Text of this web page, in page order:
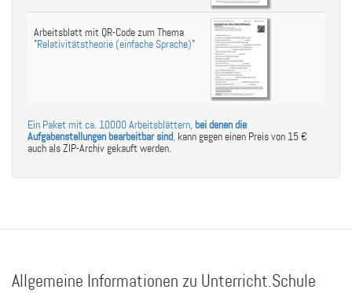
Arbeitsblatt mit QR-Code zum Thema
"Relativitätstheorie (einfache Sprache)"
Ein Paket mit ca. 10000 Arbeitsblättern, bei denen die
Aufgabenstellungen bearbeitbar sind, kann gegen einen Preis von 15 €
auch als ZIP-Archiv gekauft werden.
Allgemeine Informationen zu Unterricht.Schule